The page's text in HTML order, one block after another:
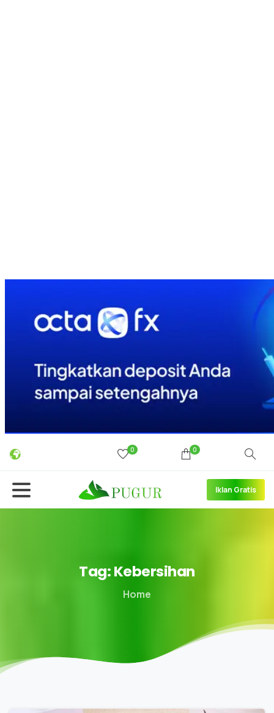
0 0
Iklan Gratis
Tag:Kebersihan
Home